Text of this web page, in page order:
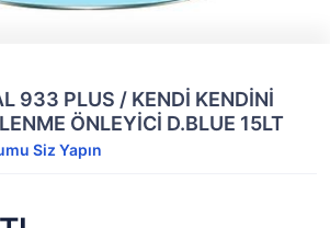
933 PLUS / KENDİ KENDİNİ
ÖNLEYİCİ D.BLUE 15LT
Siz Yapın